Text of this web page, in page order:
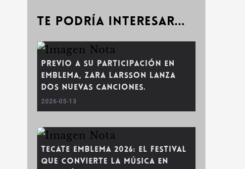
Te podría interesar...
Previo a su participación en
emblema, Zara Larsson lanza
dos nuevas canciones.
2026-05-13
Tecate Emblema 2026: el festival
que convierte la música en